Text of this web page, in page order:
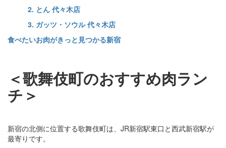
2. とん 代々木店
3. ガッツ・ソウル 代々木店
食べたいお肉がきっと見つかる新宿
＜歌舞伎町のおすすめ肉ラン
チ＞
新宿の北側に位置する歌舞伎町は、JR新宿駅東口と西武新宿駅が
最寄りです。